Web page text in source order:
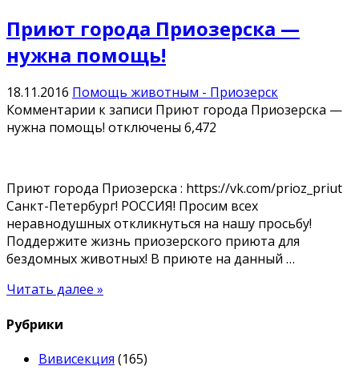
Приют города Приозерска —
нужна помощь!
18.11.2016 Помощь животным - Приозерск
Комментарии к записи Приют города Приозерска —
нужна помощь! отключены 6,472
Приют города Приозерска : https://vk.com/prioz_priut
Санкт-Петербург! РОССИЯ! Просим всех
неравнодушных откликнуться на нашу просьбу!
Поддержите жизнь приозерского приюта для
бездомных животных! В приюте на данный …
Читать далее »
Рубрики
Вивисекция (165)